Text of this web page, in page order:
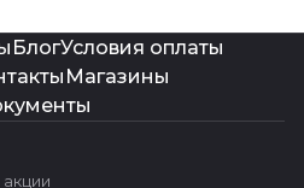
БлогУсловия оплаты
Магазины